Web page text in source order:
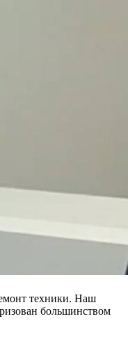
техники. Наш
большинством